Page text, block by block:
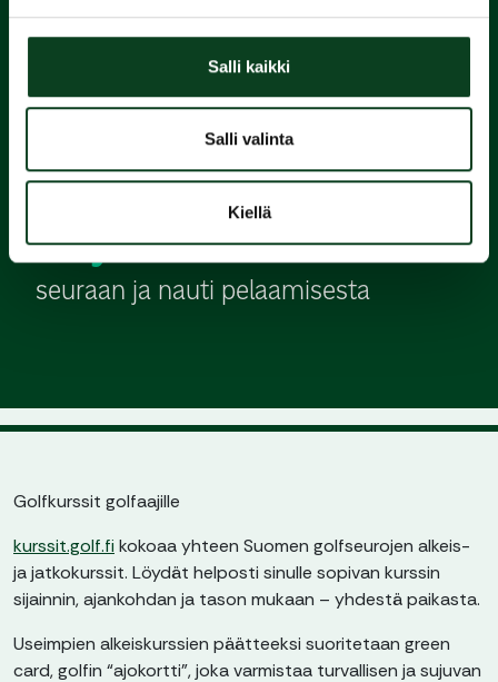
Salli kaikki
Salli valinta
Kiellä
2.
Green Card
3.
Liity
seuraan ja nauti pelaamisesta
Golfkurssit golfaajille
kurssit.golf.fi kokoaa yhteen Suomen golfseurojen alkeis-
ja jatkokurssit. Löydät helposti sinulle sopivan kurssin
sijainnin, ajankohdan ja tason mukaan – yhdestä paikasta.
Useimpien alkeiskurssien päätteeksi suoritetaan green
card, golfin “ajokortti”, joka varmistaa turvallisen ja sujuvan